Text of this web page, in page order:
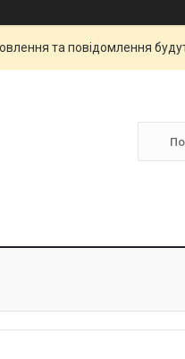
та повідомлення